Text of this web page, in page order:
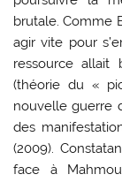
brutale. Comme
agir vite pour
ressource allait
(théorie du «
nouvelle guerre
des
(2009).
face à